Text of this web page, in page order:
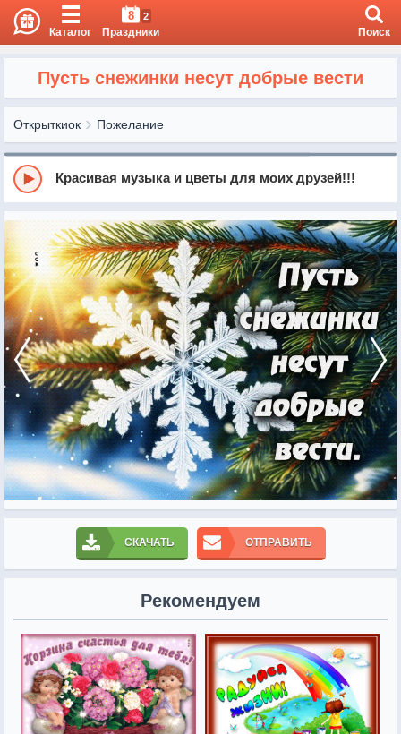
Каталог
8 2
Праздники Поиск
Пусть снежинки несут добрые вести
Открыткиок Пожелание
Красивая музыка и цветы для моих друзей!!!
СКАЧАТЬ ОТПРАВИТЬ
Рекомендуем